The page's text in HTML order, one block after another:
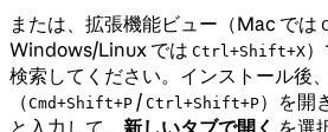
または、拡張機能ビュー（Mac では
Windows/Linux では Ctrl+Shift+X
検索してください。インストール後
（Cmd+Shift+P / Ctrl+Shift+P）を開